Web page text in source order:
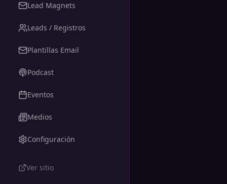
Lead Magnets
Leads / Registros
Plantillas Email
Podcast
Eventos
Medios
Configuración
Ver sitio